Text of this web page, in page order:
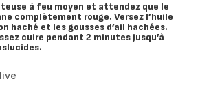
à feu moyen et attendez que le
complètement rouge. Versez l’huile
haché et les gousses d’ail hachées.
cuire pendant 2 minutes jusqu’à